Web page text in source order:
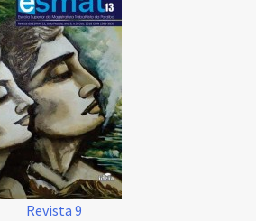
Revista 9